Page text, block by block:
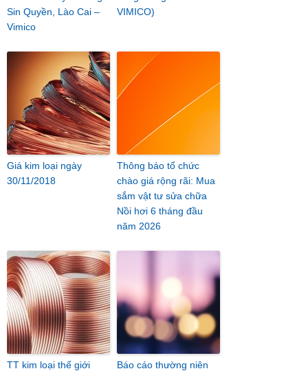
Sin Quyền, Lào Cai –
Vimico
VIMICO)
Giá kim loại ngày
30/11/2018
Thông báo tổ chức
chào giá rộng rãi: Mua
sắm vật tư sửa chữa
Nồi hơi 6 tháng đầu
năm 2026
TT kim loại thế giới
Báo cáo thường niên